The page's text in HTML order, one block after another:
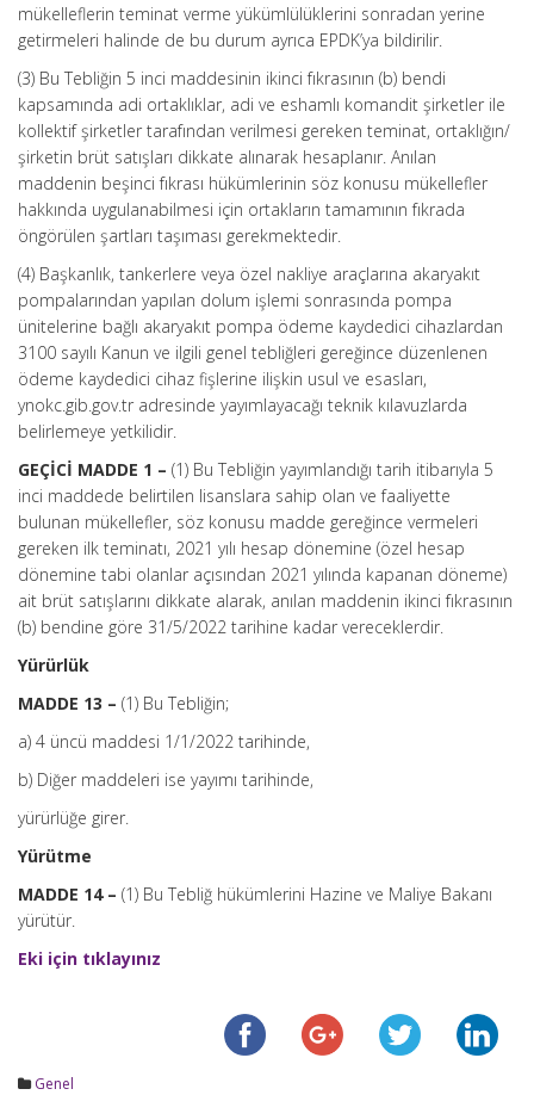
mükelleflerin teminat verme yükümlülüklerini sonradan yerine
getirmeleri halinde de bu durum ayrıca EPDK’ya bildirilir.
(3) Bu Tebliğin 5 inci maddesinin ikinci fıkrasının (b) bendi
kapsamında adi ortaklıklar, adi ve eshamlı komandit şirketler ile
kollektif şirketler tarafından verilmesi gereken teminat, ortaklığın/
şirketin brüt satışları dikkate alınarak hesaplanır. Anılan
maddenin beşinci fıkrası hükümlerinin söz konusu mükellefler
hakkında uygulanabilmesi için ortakların tamamının fıkrada
öngörülen şartları taşıması gerekmektedir.
(4) Başkanlık, tankerlere veya özel nakliye araçlarına akaryakıt
pompalarından yapılan dolum işlemi sonrasında pompa
ünitelerine bağlı akaryakıt pompa ödeme kaydedici cihazlardan
3100 sayılı Kanun ve ilgili genel tebliğleri gereğince düzenlenen
ödeme kaydedici cihaz fişlerine ilişkin usul ve esasları,
ynokc.gib.gov.tr adresinde yayımlayacağı teknik kılavuzlarda
belirlemeye yetkilidir.
GEÇİCİ MADDE 1 – (1) Bu Tebliğin yayımlandığı tarih itibarıyla 5
inci maddede belirtilen lisanslara sahip olan ve faaliyette
bulunan mükellefler, söz konusu madde gereğince vermeleri
gereken ilk teminatı, 2021 yılı hesap dönemine (özel hesap
dönemine tabi olanlar açısından 2021 yılında kapanan döneme)
ait brüt satışlarını dikkate alarak, anılan maddenin ikinci fıkrasının
(b) bendine göre 31/5/2022 tarihine kadar vereceklerdir.
Yürürlük
MADDE 13 – (1) Bu Tebliğin;
a) 4 üncü maddesi 1/1/2022 tarihinde,
b) Diğer maddeleri ise yayımı tarihinde,
yürürlüğe girer.
Yürütme
MADDE 14 – (1) Bu Tebliğ hükümlerini Hazine ve Maliye Bakanı
yürütür.
Eki için tıklayınız
Genel